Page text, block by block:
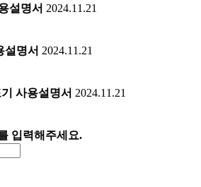
설명서 2024.11.21
설명서 2024.11.21
사용설명서 2024.11.21
입력해주세요.